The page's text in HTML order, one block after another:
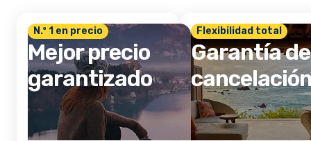
N.º 1 en precio
Mejor precio
garantizado
Flexibilidad total
Garantía de